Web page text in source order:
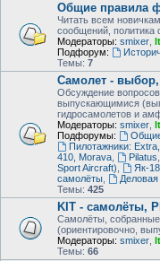
Общие правила
Читать всем
сообщений, политика
Модераторы: smixer
Подфорум:
Темы: 7
Самолет - выбор,
Обсуждение
выпускающимися
гидросамолетов и
Модераторы: smixer
Подфорумы:
Пилотажники:
410, Morava
Pilatus
Sport Aircraft)
Як-
самолёты
Темы: 425
KIT - самолёты,
Самолёты,
(ориентировочно,
Модераторы: smixer
Темы: 66